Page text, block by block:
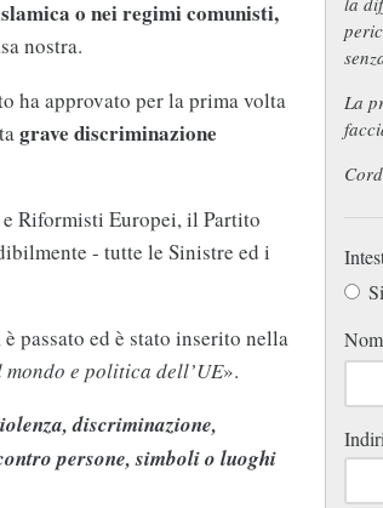
o nei regimi comunisti,
nostra.
ha approvato per la prima volta
grave discriminazione
Riformisti Europei, il Partito
- tutte le Sinistre ed i
passato ed è stato inserito nella
e politica dell’UE».
discriminazione,
persone, simboli o luoghi
La